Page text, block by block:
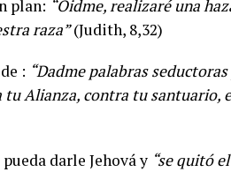
plan: “Oidme, realizaré una
raza”(Judith, 8,32)
: “Dadme palabras
Alianza, contra tu santuario,
darle Jehová y “se quitó